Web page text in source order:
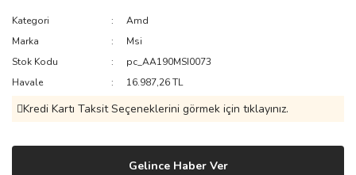
Kategori
Amd
Marka
Msi
Stok Kodu
pc_AA190MSI0073
Havale
16.987,26 TL
Kredi Kartı Taksit Seçeneklerini görmek için tıklayınız.
Gelince Haber Ver